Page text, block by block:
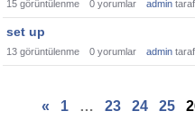
15 görüntülenme 0 yorumlar admin
set up
13 görüntülenme 0 yorumlar admin
« 1 … 23 24 25